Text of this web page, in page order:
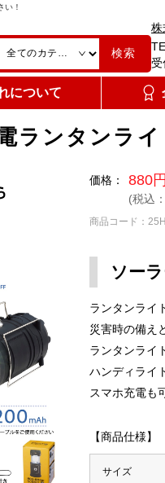
い！
検索
株
受
について
ランタンライ
価格： 880円
(税込
商品コード：
ソー
ランタンライ
災害時の備え
ランタンライ
ハンディライ
スマホ充電
【商品仕様】
サイズ